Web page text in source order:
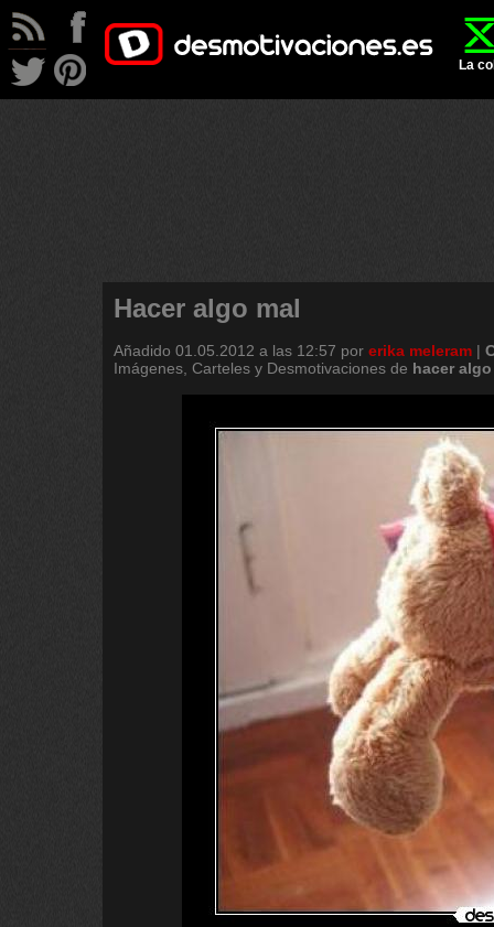
La
Hacer algo mal
Añadido 01.05.2012 a las 12:57 por erika meleram |
Imágenes, Carteles y Desmotivaciones de hacer algo